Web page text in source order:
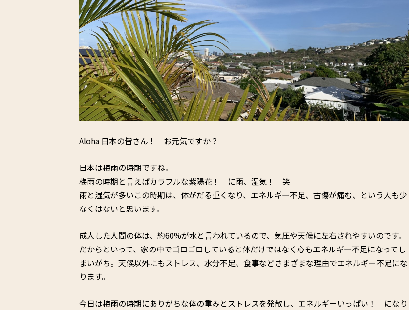
Aloha 日本の皆さん！ お元気ですか？
日本は梅雨の時期ですね。
梅雨の時期と言えばカラフルな紫陽花！ に雨、湿気！ 笑
雨と湿気が多いこの時期は、体がだる重くなり、エネルギー不足、古傷が痛む、という人も少
なくはないと思います。
成人した人間の体は、約60%が水と言われているので、気圧や天候に左右されやすいのです。
だからといって、家の中でゴロゴロしていると体だけではなく心もエネルギー不足になってし
まいがち。天候以外にもストレス、水分不足、食事などさまざまな理由でエネルギー不足にな
ります。
今日は梅雨の時期にありがちな体の重みとストレスを発散し、エネルギーいっぱい！ になり